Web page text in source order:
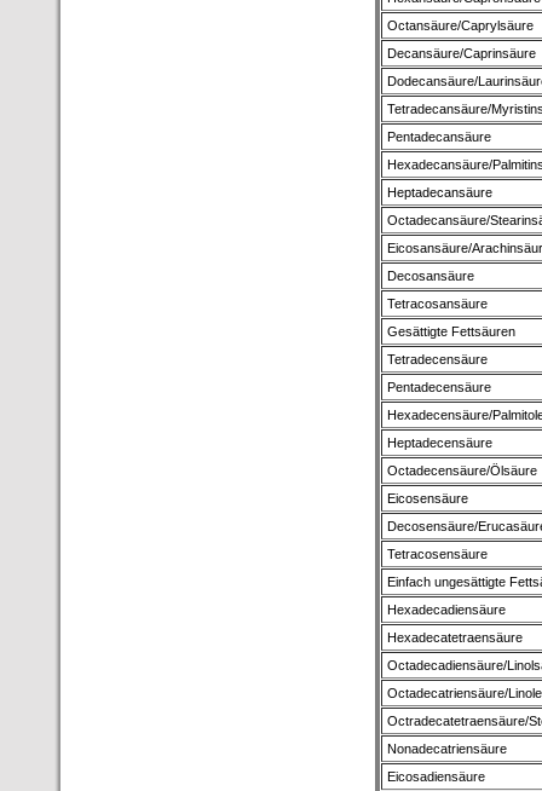
Octansäure/Caprylsäure
Decansäure/Caprinsäure
Dodecansäure/
Tetradecansäure/
Pentadecansäure
Hexadecansäure/
Heptadecansäure
Octadecansäure/
Eicosansäure/
Decosansäure
Tetracosansäure
Gesättigte Fettsäuren
Tetradecensäure
Pentadecensäure
Hexadecensäure/
Heptadecensäure
Octadecensäure/Ölsäure
Eicosensäure
Decosensäure/
Tetracosensäure
Einfach ungesättigte
Hexadecadiensäure
Hexadecatetraensäure
Octadecadiensäure/
Octadecatriensäure/
Octradecatetraensäure/
Nonadecatriensäure
Eicosadiensäure